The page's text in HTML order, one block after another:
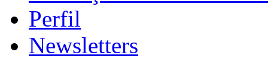
Perfil
Newsletters